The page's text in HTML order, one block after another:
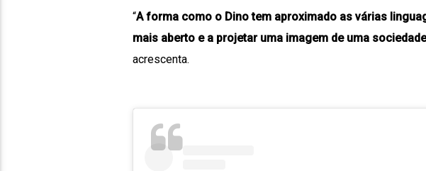
“A forma como o Dino tem aproximado as várias
mais aberto e a projetar uma imagem de uma
acrescenta.